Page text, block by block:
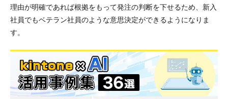
理由が明確であれば根拠をもって発注の判断を下せるため、新入
社員でもベテラン社員のような意思決定ができるようになりま
す。